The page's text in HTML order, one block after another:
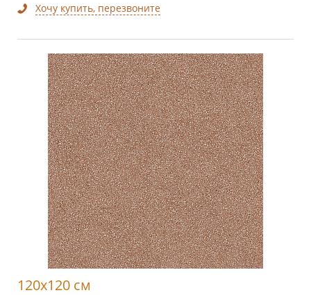
Хочу купить, перезвоните
120x120 см